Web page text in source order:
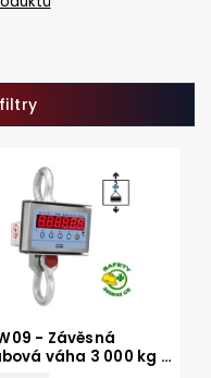
- Závěsná
váha 3 000 kg -